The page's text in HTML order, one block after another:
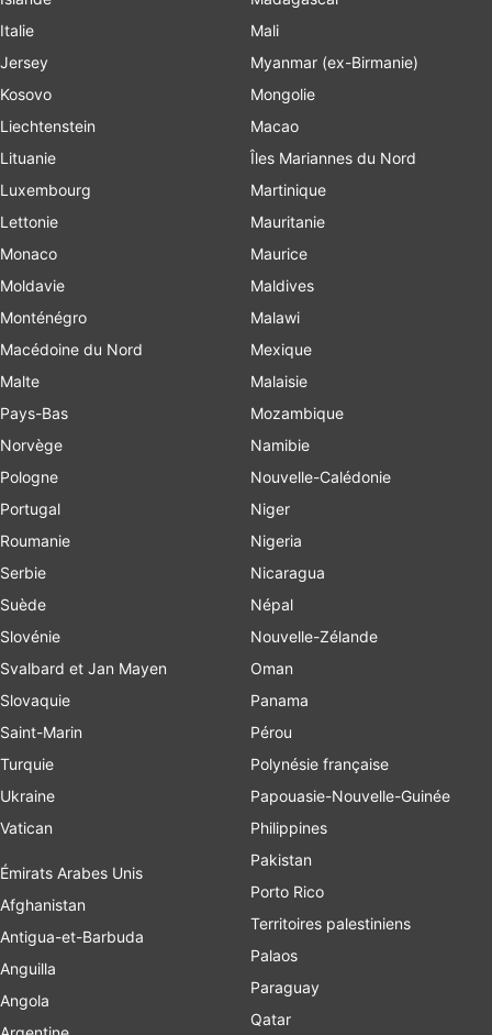
Italie
Jersey
Kosovo
Liechtenstein
Lituanie
Luxembourg
Lettonie
Monaco
Moldavie
Monténégro
Macédoine du Nord
Malte
Pays-Bas
Norvège
Pologne
Portugal
Roumanie
Serbie
Suède
Slovénie
Svalbard et Jan Mayen
Slovaquie
Saint-Marin
Turquie
Ukraine
Vatican
Émirats Arabes Unis
Afghanistan
Antigua-et-Barbuda
Anguilla
Angola
Mali
Myanmar (ex-Birmanie)
Mongolie
Macao
Îles Mariannes du Nord
Martinique
Mauritanie
Maurice
Maldives
Malawi
Mexique
Malaisie
Mozambique
Namibie
Nouvelle-Calédonie
Niger
Nigeria
Nicaragua
Népal
Nouvelle-Zélande
Oman
Panama
Pérou
Polynésie française
Papouasie-Nouvelle-Guinée
Philippines
Pakistan
Porto Rico
Territoires palestiniens
Palaos
Paraguay
Qatar